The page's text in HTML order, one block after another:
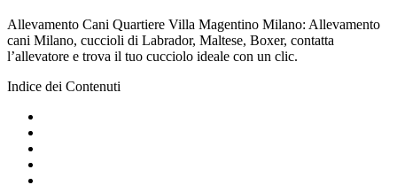
Allevamento Cani Quartiere Villa Magentino Milano: Allevamento
cani Milano, cuccioli di Labrador, Maltese, Boxer, contatta
l’allevatore e trova il tuo cucciolo ideale con un clic.
Indice dei Contenuti